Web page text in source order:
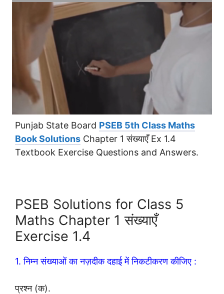
Punjab State Board PSEB 5th Class Maths
Book Solutions Chapter 1 संख्याएँ Ex 1.4
Textbook Exercise Questions and Answers.
PSEB Solutions for Class 5
Maths Chapter 1 संख्याएँ
Exercise 1.4
1. निम्न संख्याओं का नज़दीक दहाई में निकटीकरण कीजिए :
प्रश्न (क).